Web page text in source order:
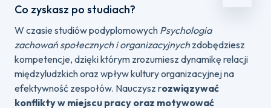
Co zyskasz po studiach?
W czasie studiów podyplomowych Psychologia
zachowań społecznych i organizacyjnychzdobędziesz
kompetencje, dzięki którym zrozumiesz dynamikę relacji
międzyludzkich oraz wpływ kultury organizacyjnej na
efektywność zespołów. Nauczysz rozwiązywać
konflikty w miejscu pracy oraz motywować